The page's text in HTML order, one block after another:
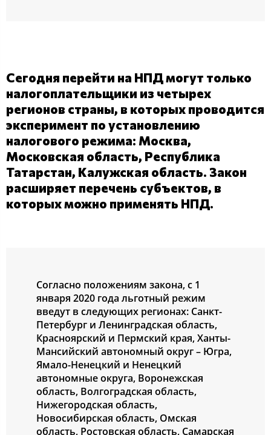
Сегодня перейти на НПД могут только
налогоплательщики из четырех
регионов страны, в которых проводится
эксперимент по установлению
налогового режима: Москва,
Московская область, Республика
Татарстан, Калужская область. Закон
расширяет перечень субъектов, в
которых можно применять НПД.
Согласно положениям закона, с 1
января 2020 года льготный режим
введут в следующих регионах: Санкт-
Петербург и Ленинградская область,
Красноярский и Пермский края, Ханты-
Мансийский автономный округ – Югра,
Ямало-Ненецкий и Ненецкий
автономные округа, Воронежская
область, Волгоградская область,
Нижегородская область,
Новосибирская область, Омская
область, Ростовская область, Самарская